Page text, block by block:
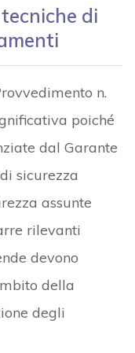
di
n.
poiché
dal Garante
sicurezza
assunte
rilevanti
devono
della
degli